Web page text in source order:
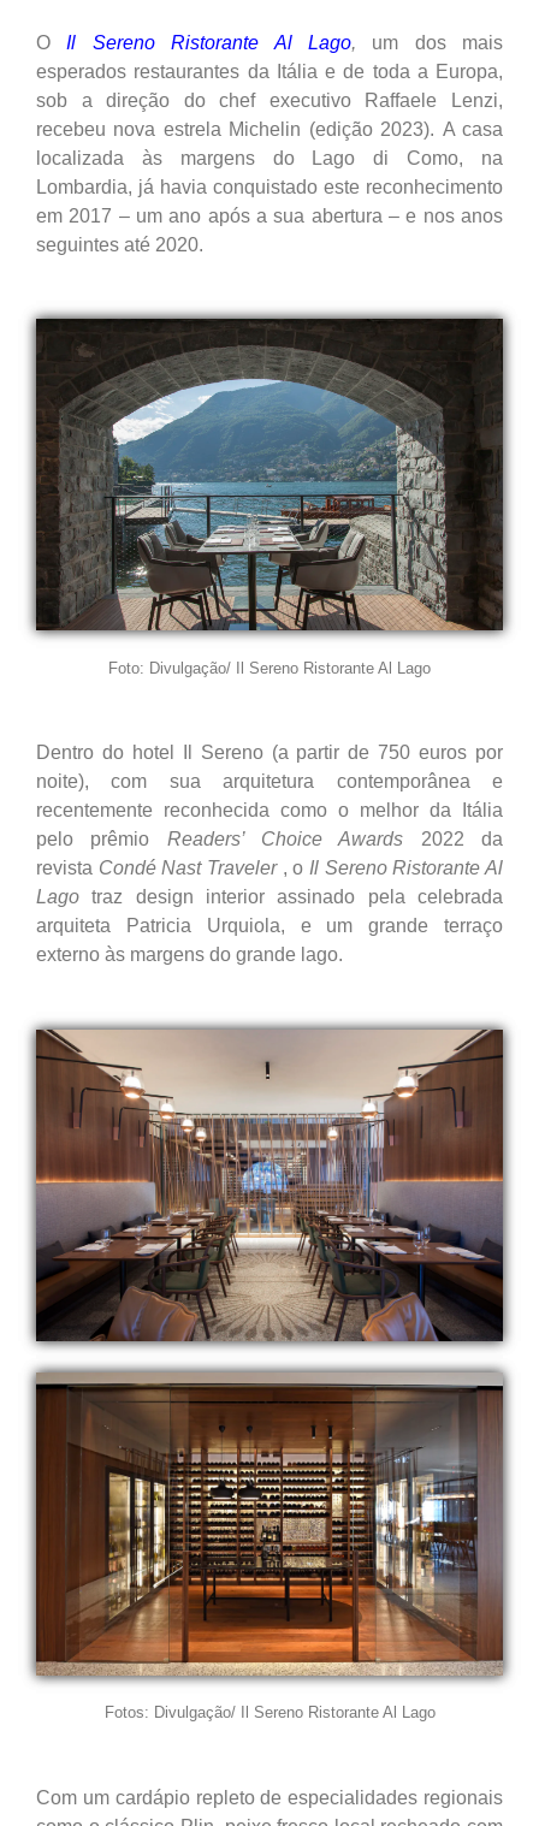
OIl Sereno Ristorante Al Lago, um dos mais
esperados restaurantes da Itália e de toda a Europa,
sob a direção do chef executivo Raffaele Lenzi,
recebeu nova estrela Michelin (edição 2023). A casa
localizada às margens do Lago di Como, na
Lombardia, já havia conquistado este reconhecimento
em 2017 – um ano após a sua abertura – e nos anos
seguintes até 2020.
Foto: Divulgação/ Il Sereno Ristorante Al Lago
Dentro do hotel Il Sereno (a partir de 750 euros por
noite), com sua arquitetura contemporânea e
recentemente reconhecida como o melhor da Itália
pelo prêmio Readers’ Choice Awards 2022 da
revista Condé Nast Traveler, o Il Sereno Ristorante Al
Lago traz design interior assinado pela celebrada
arquiteta Patricia Urquiola, e um grande terraço
externo às margens do grande lago.
Fotos: Divulgação/ Il Sereno Ristorante Al Lago
Com um cardápio repleto de especialidades regionais